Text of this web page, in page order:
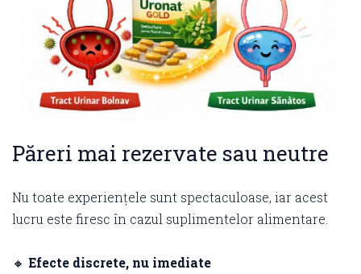
Păreri mai rezervate sau neutre
Nu toate experiențele sunt spectaculoase, iar acest
lucru este firesc în cazul suplimentelor alimentare.
🔸 Efecte discrete, nu imediate